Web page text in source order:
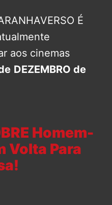
É
aos cinemas
DEZEMBRO de
Homem-
Volta Para